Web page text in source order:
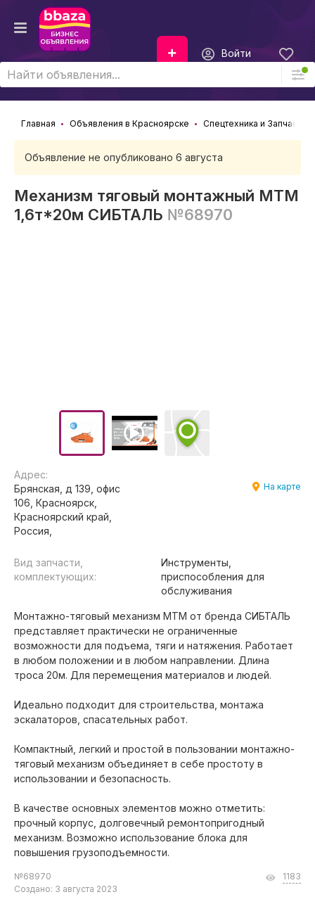
Войти
Главная Объявления в Красноярске Спецтехника и Запчасти
Объявление не опубликовано 6 августа
Механизм тяговый монтажный МТМ
1,6т*20м СИБТАЛЬ №68970
Адрес:
Брянская, д 139, офис
106, Красноярск,
Красноярский край,
Россия,
На карте
Вид запчасти,
комплектующих:
Инструменты,
приспособления для
обслуживания
Монтажно-тяговый механизм МТМ от бренда СИБТАЛЬ
представляет практически не ограниченные
возможности для подъема, тяги и натяжения. Работает
в любом положении и в любом направлении. Длина
троса 20м. Для перемещения материалов и людей.
Идеально подходит для строительства, монтажа
эскалаторов, спасательных работ.
Компактный, легкий и простой в пользовании монтажно-
тяговый механизм объединяет в себе простоту в
использовании и безопасность.
В качестве основных элементов можно отметить:
прочный корпус, долговечный ремонтопригодный
механизм. Возможно использование блока для
повышения грузоподъемности.
№68970
Создано: 3 августа 2023
1183